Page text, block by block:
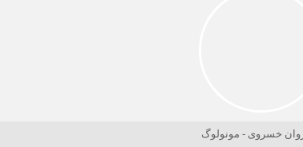
خسروی - مونولوگ